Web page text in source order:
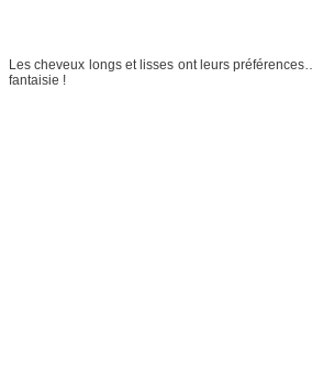
Les cheveux longs et lisses ont leurs
fantaisie !